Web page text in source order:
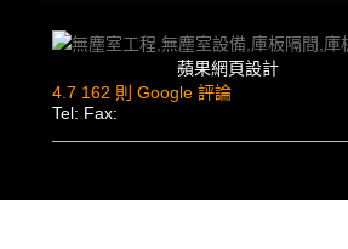
蘋果網頁設計
4.7 162 則 Google 評論
Tel: Fax: